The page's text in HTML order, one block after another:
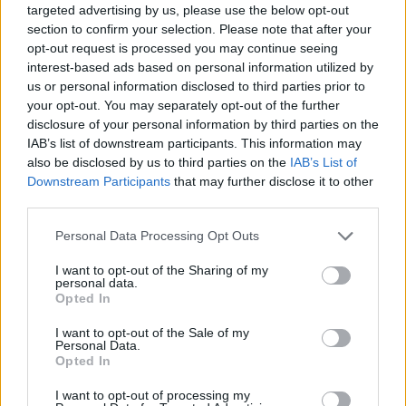
targeted advertising by us, please use the below opt-out
section to confirm your selection. Please note that after your
opt-out request is processed you may continue seeing
interest-based ads based on personal information utilized by
us or personal information disclosed to third parties prior to
your opt-out. You may separately opt-out of the further
disclosure of your personal information by third parties on the
IAB’s list of downstream participants. This information may
also be disclosed by us to third parties on the IAB’s List of
Downstream Participants that may further disclose it to other
Personal Data Processing Opt Outs
I want to opt-out of the Sharing of my
personal data.
Opted In
I want to opt-out of the Sale of my
Personal Data.
Opted In
I want to opt-out of processing my
VIEW POST
Settimana scorsa a Berna sono stati assegnati i «Swisscom App
of the Year Award» alle migliori applicazioni svizzere per i sistemi
operativi degli smartphone Android, iOS e Windows Phone. Le
applicazioni vincenti: SwissClimb, OKO e TouchMountain.
Queste tre app hanno …
AGGIORNAMENTO PER L’APPLICAZIONE
GRANDE CINEMA 3 SU IPHONE E IPAD
ottimizzando il tutto per iPhone5, come riporta la stessa
descrizione dell’app. L’applicazione Grande Cinema 3 è
l’applicazione di 3 per …
“DIRETTA EURO 2012”, LA NUOVA APP DA 3
ITALIA E DATASPORT